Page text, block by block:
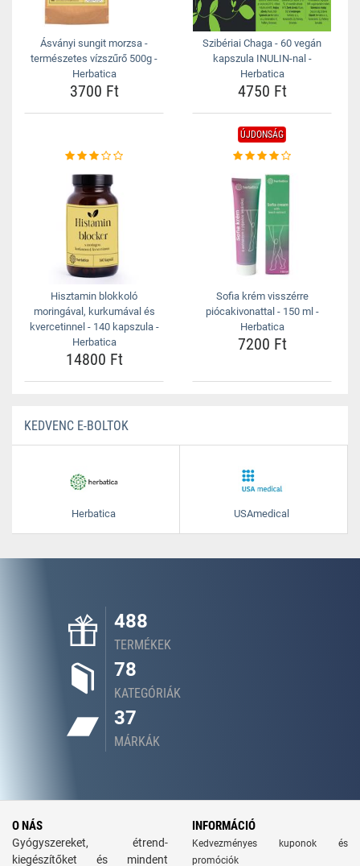
Ásványi sungit morzsa -
természetes vízszűrő 500g -
Herbatica
3700 Ft
Szibériai Chaga - 60 vegán
kapszula INULIN-nal -
Herbatica
4750 Ft
Hisztamin blokkoló
moringával, kurkumával és
kvercetinnel - 140 kapszula -
Herbatica
14800 Ft
ÚJDONSÁG
Sofia krém visszérre
piócakivonattal - 150 ml -
Herbatica
7200 Ft
KEDVENC E-BOLTOK
Herbatica USAmedical
488
TERMÉKEK
78
KATEGÓRIÁK
37
MÁRKÁK
O NÁS
Gyógyszereket, étrend-
kiegészítőket és mindent
INFORMÁCIÓ
Kedvezményes kuponok és
promóciók